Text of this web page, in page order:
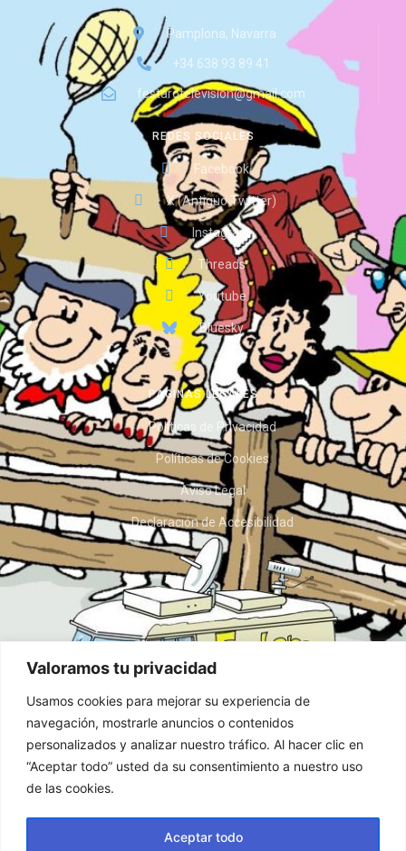
Valoramos tu privacidad
Usamos cookies para mejorar su experiencia de
navegación, mostrarle anuncios o contenidos
personalizados y analizar nuestro tráfico. Al hacer clic en
“Aceptar todo” usted da su consentimiento a nuestro uso
de las cookies.
Aceptar todo
Pamplona, Navarra
+34 638 93 89 41
festarotelevision@gmail.com
REDES SOCIALES
Facebook
X (Antiguo Twitter)
Instagram
Threads
Youtube
Bluesky
PÁGINAS LEGALES
Políticas de Privacidad
Políticas de Cookies
Aviso Legal
Declaración de Accesibilidad